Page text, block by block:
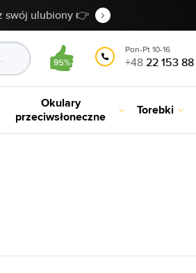
swój ulubiony 👉
Pon-Pt 10-16
+4822 153
Okulary
przeciwsłoneczne
Torebki